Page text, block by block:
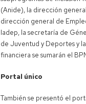
(Anide), la dirección
dirección general de
Iadep, la secretaría de
de Juventud y Deportes y
financiera se sumarán el
Portal único
También se presentó el